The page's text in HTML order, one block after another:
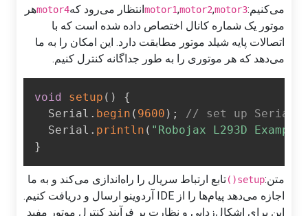
می‌کنیم:
motor1,motor2,motor3 انتظار می‌رود کهmotor4هر
موتور یک شماره کانال اختصاص داده شده است که با
اتصالات پایه شیلد موتور مطابقت دارد. این امکان را به ما
می‌دهد که هر موتوری را به طور جداگانه کنترل کنیم.
void setup ( )
  Serial
.begin(9600 ) ; // set up Serial
  Serial
.println ("Robojax L293D
متن:setup()
تابع ارتباط سریال را راه‌اندازی می‌کند و به ما
اجازه می‌دهد پیام‌ها را از IDE آردوینو ارسال و دریافت کنیم.
این برای اشکال‌زدایی و نظارت بر فرآیند کنترل موتور مفید